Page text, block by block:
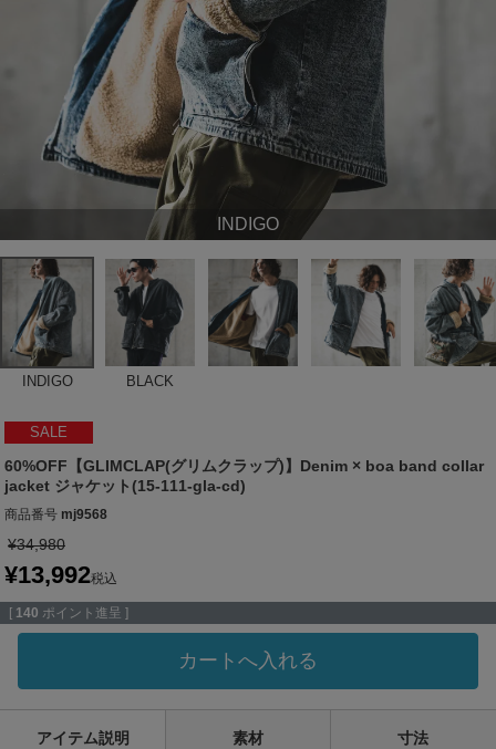
INDIGO
INDIGO BLACK
SALE
60%OFF【GLIMCLAP(グリムクラップ)】Denim × boa band collar
jacket ジャケット(15-111-gla-cd)
商品番号 mj9568
¥34,980
¥13,992税込
[ 140 ポイント進呈 ]
カートへ入れる
アイテム説明 素材 寸法